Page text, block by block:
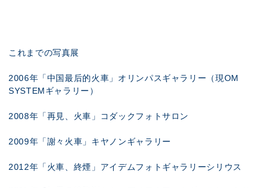
これまでの写真展
2006年「中国最后的火車」オリンパスギャラリー（現OM
SYSTEMギャラリー）
2008年「再見、火車」コダックフォトサロン
2009年「謝々火車」キヤノンギャラリー
2012年「火車、終煙」アイデムフォトギャラリーシリウス